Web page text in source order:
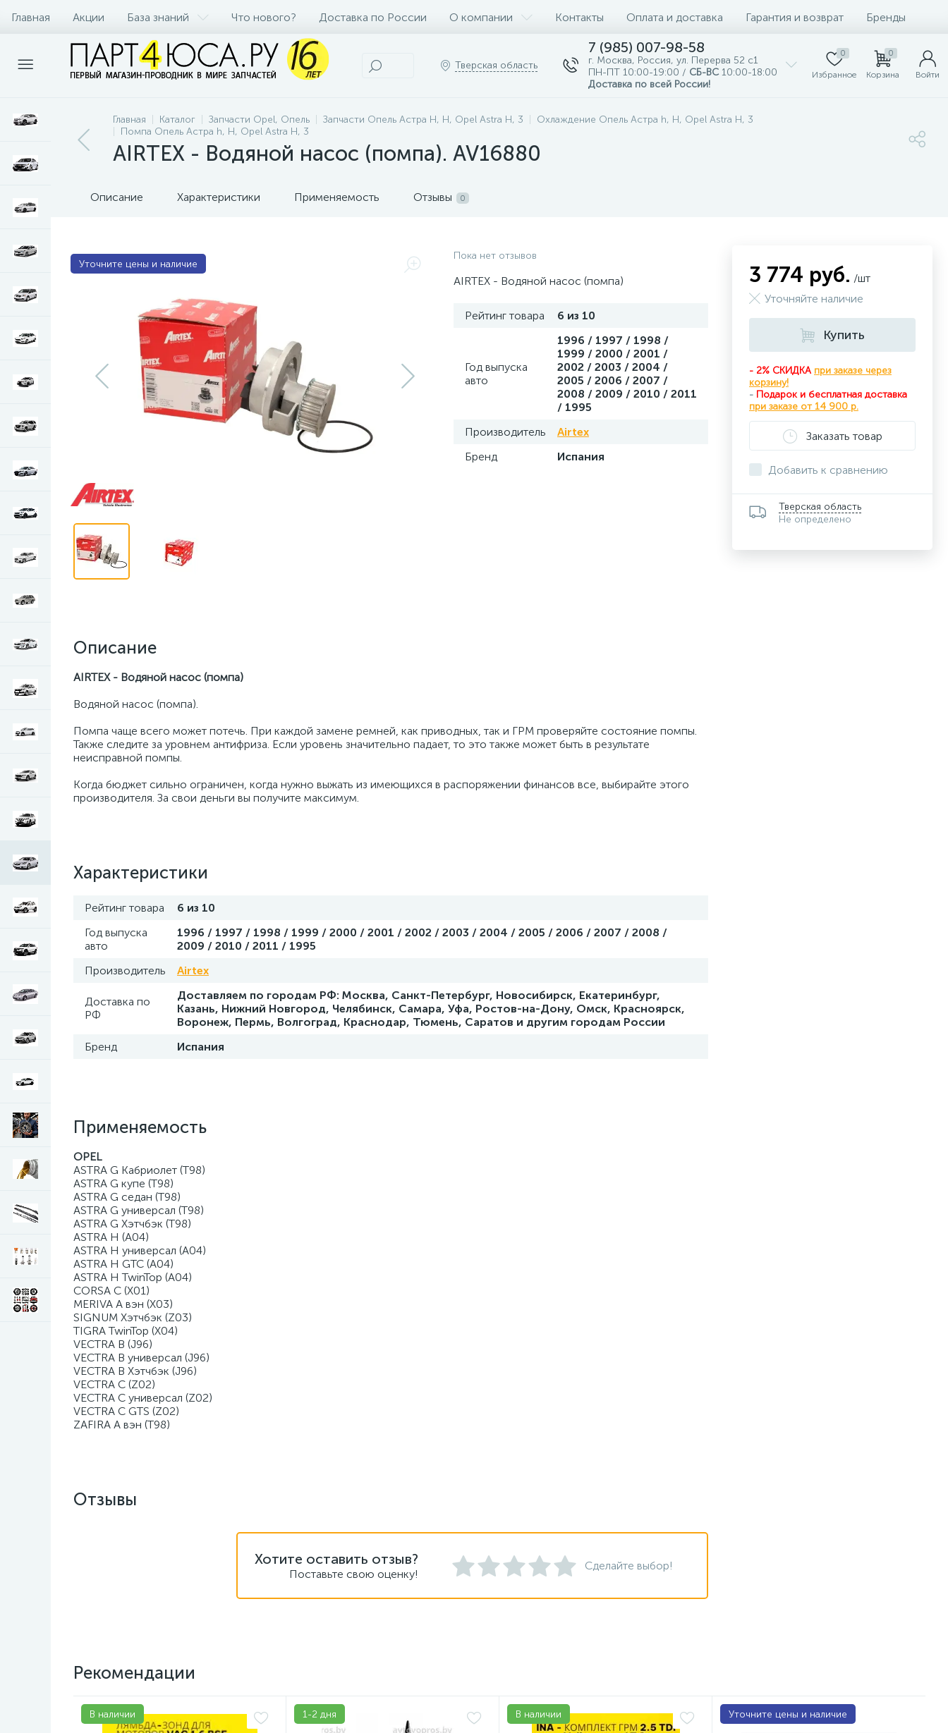
Главная Акции База знаний Что нового? Доставка по России О компании Контакты Оплата и доставка Гарантия и возврат Бренды
Тверская область
7 (985) 007-98-58
г. Москва, Россия, ул. Перерва 52 с1
ПН-ПТ 10:00-19:00 / СБ-ВС 10:00-18:00
Доставка по всей России!
0
Избранное
0
Корзина Войти
Главная Каталог Запчасти Opel, Опель Запчасти Опель Астра H, Н, Opel Astra H, 3
Охлаждение Опель Астра h, Н, Opel Astra H, 3
Помпа Опель Астра h, Н, Opel Astra H, 3
AIRTEX - Водяной насос (помпа). AV16880
Описание Характеристики Применяемость Отзывы 0
Уточните цены и наличие
Пока нет отзывов
AIRTEX - Водяной насос (помпа)
Рейтинг товара 6 из 10
Год выпуска
авто
1996 / 1997 / 1998 /
1999 / 2000 / 2001 /
2002 / 2003 / 2004 /
2005 / 2006 / 2007 /
2008 / 2009 / 2010 / 2011
/ 1995
Производитель
Airtex
Бренд
Испания
Описание
AIRTEX - Водяной насос (помпа)
Водяной насос (помпа).
Помпа чаще всего может потечь. При каждой замене ремней, как приводных, так и ГРМ проверяйте состояние помпы.
Также следите за уровнем антифриза. Если уровень значительно падает, то это также может быть в результате
неисправной помпы.
Когда бюджет сильно ограничен, когда нужно выжать из имеющихся в распоряжении финансов все, выбирайте этого
производителя. За свои деньги вы получите максимум.
Характеристики
Рейтинг товара
6 из 10
Год выпуска
авто
1996 / 1997 / 1998 / 1999 / 2000 / 2001 / 2002 / 2003 / 2004 / 2005 / 2006 / 2007 / 2008 /
2009 / 2010 / 2011 / 1995
Производитель
Airtex
Доставка по
РФ
Доставляем по городам РФ: Москва, Санкт-Петербург, Новосибирск, Екатеринбург,
Казань, Нижний Новгород, Челябинск, Самара, Уфа, Ростов-на-Дону, Омск, Красноярск,
Воронеж, Пермь, Волгоград, Краснодар, Тюмень, Саратов и другим городам России
Бренд
Испания
Применяемость
OPEL
ASTRA G Кабриолет (T98)
ASTRA G купе (T98)
ASTRA G седан (T98)
ASTRA G универсал (T98)
ASTRA G Хэтчбэк (T98)
ASTRA H (A04)
ASTRA H универсал (A04)
ASTRA H GTC (A04)
ASTRA H TwinTop (A04)
CORSA C (X01)
MERIVA A вэн (X03)
SIGNUM Хэтчбэк (Z03)
TIGRA TwinTop (X04)
VECTRA B (J96)
VECTRA B универсал (J96)
VECTRA B Хэтчбэк (J96)
VECTRA C (Z02)
VECTRA C универсал (Z02)
VECTRA C GTS (Z02)
ZAFIRA A вэн (T98)
3 774 руб. /шт
Уточняйте наличие
Купить
- 2% СКИДКА при заказе через
корзину!
- Подарок и бесплатная доставка
при заказе от 14 900 р.
Заказать товар
Добавить к сравнению
Тверская область
Не определено
Отзывы
Хотите оставить отзыв?
Поставьте свою оценку!
Сделайте выбор!
Рекомендации
В наличии 1-2 дня В наличии Уточните цены и наличие